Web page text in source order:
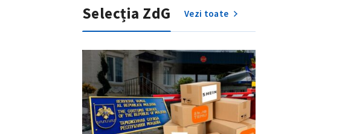
Selecția ZdG Vezi toate